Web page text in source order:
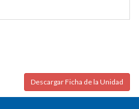
Descargar Ficha de la Unidad